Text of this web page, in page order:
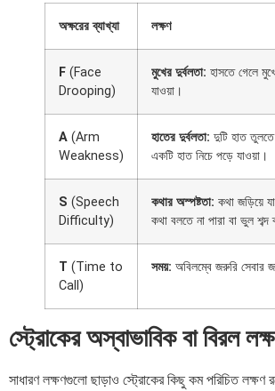
অক্ষরের ব্যাখ্যা লক্ষণ
F (Face
Drooping)
মুখের দুর্বলতা: হাসতে গেলে
যাওয়া।
A (Arm
Weakness)
হাতের দুর্বলতা: দুটি হাত
একটি হাত নিচে পড়ে যাওয়া।
S (Speech
Difficulty)
কথার অস্পষ্টতা: কথা জড়িয়ে
কথা বলতে না পারা বা ভুল শব্দ
T (Time to
Call)
সময়: অবিলম্বে জরুরি সেবার
স্ট্রোকের অস্বাভাবিক বা বিরল
সাধারণ লক্ষণগুলো ছাড়াও স্ট্রোকের কিছু কম পরিচিত লক্ষণ